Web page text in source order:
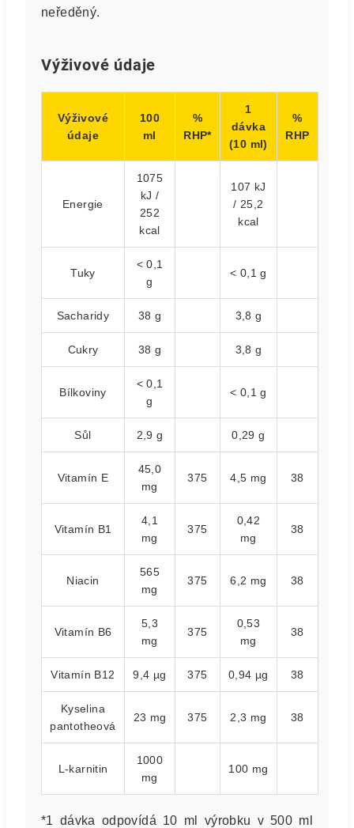
neředěný.
Výživové údaje
Výživové
údaje
100
ml
%
RHP*
1
dávka
(10 ml)
%
RHP
Energie
1075
kJ /
252
kcal
107 kJ
/ 25,2
kcal
Tuky
< 0,1
g
< 0,1 g
Sacharidy 38 g 3,8 g
Cukry 38 g 3,8 g
Bílkoviny
< 0,1
g
< 0,1 g
Sůl 2,9 g 0,29 g
Vitamín E
45,0
mg
375 4,5 mg 38
Vitamín B1
4,1
mg
375
0,42
mg
38
Niacin
565
mg
375 6,2 mg 38
Vitamín B6
5,3
mg
375
0,53
mg
38
Vitamín B12 9,4 µg 375 0,94 µg 38
Kyselina
pantotheová
23 mg 375 2,3 mg 38
L-karnitin
1000
mg
100 mg
*1 dávka odpovídá 10 ml výrobku v 500 ml